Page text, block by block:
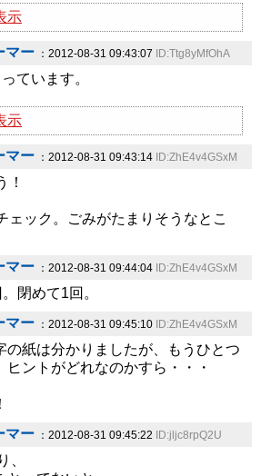
示
マー ：2012-08-31 09:43:07 ID:Ttg8yMfOhA
ています。
示
マー ：2012-08-31 09:43:14 ID:ZhE4v4GSxM
！
ェック。ごみがたまりそうなとこ
マー ：2012-08-31 09:44:04 ID:ZhE4v4GSxM
閉めて1回。
マー ：2012-08-31 09:45:10 ID:ZhE4v4GSxM
の紙は分かりましたが、もうひとつ
ントがどれなのかすら・・・
マー ：2012-08-31 09:45:22 ID:jljc8rpQ2U
、